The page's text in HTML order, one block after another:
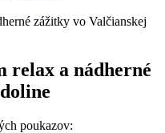
relax a nádherné
poukazov: